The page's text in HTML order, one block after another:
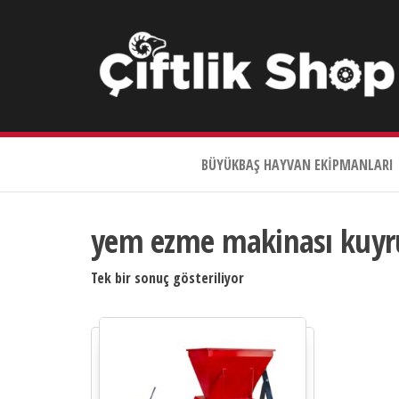
Shop
3989
BÜYÜKBAŞ HAYVAN EKIPMANLARI
yem ezme makinası
Tek bir sonuç gösteriliyor